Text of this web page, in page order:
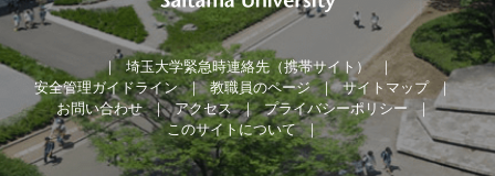
埼玉大学緊急時連絡先（携帯サイト）
安全管理ガイドライン
教職員のページ
サイトマップ
お問い合わせ
アクセス
プライバシーポリシー
このサイトについて